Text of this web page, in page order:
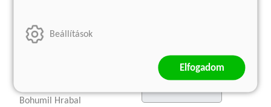
Sörgyári capriccio -
Szigorúan ellenőrzött
Bohumil Hrabal
Eredeti ár:5 499 Ft
kosárba
Beállítások
Elfogadom